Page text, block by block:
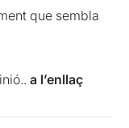
que sembla
a l’enllaç